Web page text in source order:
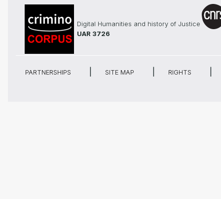
Digital Humanities and history of Justice
UAR 3726
PARTNERSHIPS SITE MAP RIGHTS